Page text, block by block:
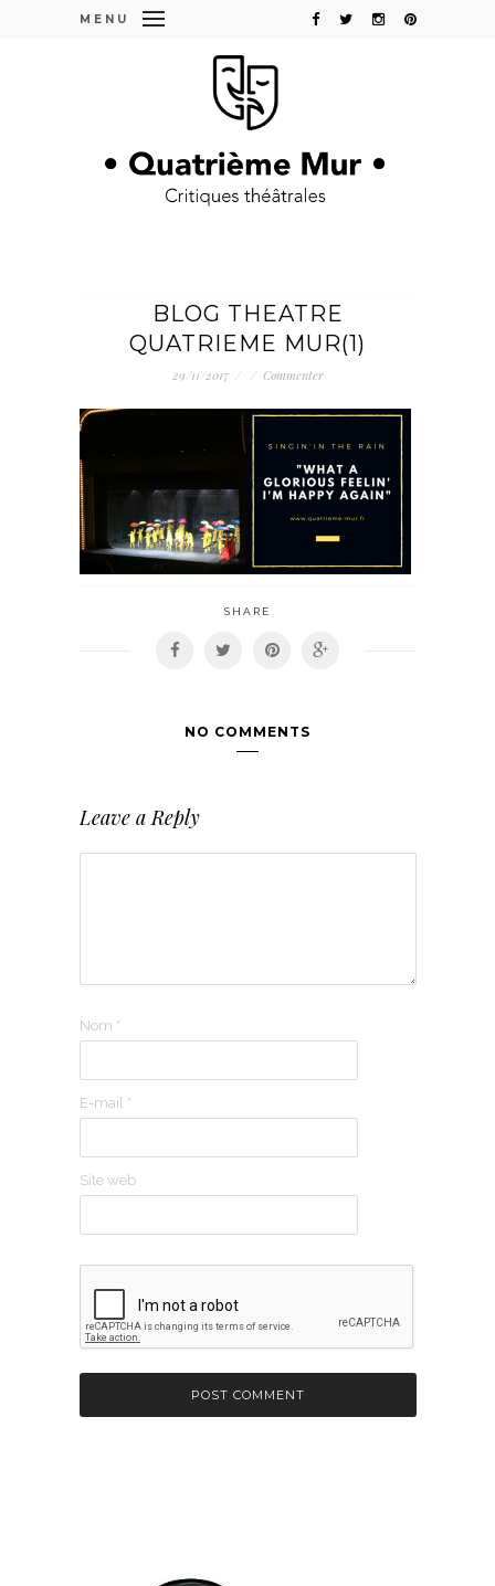
MENU
BLOG THEATRE
QUATRIEME MUR(1)
29/11/2017 / / Commenter
SHARE
NO COMMENTS
Leave a Reply
Nom *
E-mail *
Site web